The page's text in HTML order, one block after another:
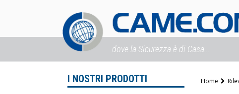
dove la Sicurezza è di Casa...
Home
I NOSTRI PRODOTTI